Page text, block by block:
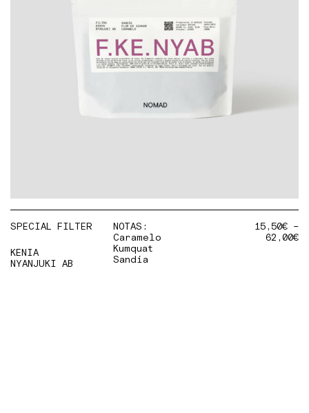
SPECIAL FILTER
KENIA
NYANJUKI AB
NOTAS:
Caramelo
Kumquat
Sandía
15,50€–
62,00€